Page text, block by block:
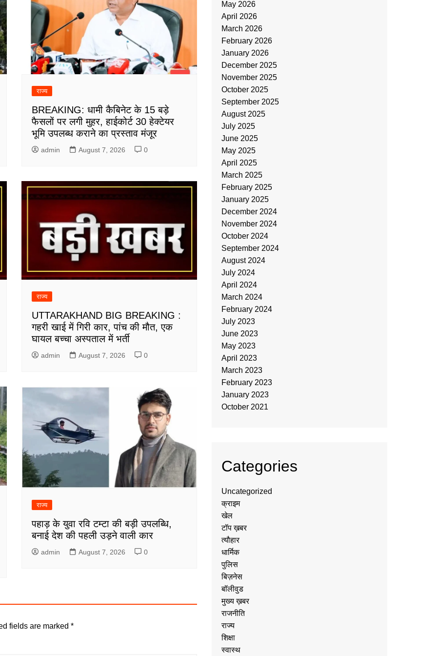
राज्य
BREAKING: धामी कैबिनेट के 15 बड़े
फैसलों पर लगी मुहर, हाईकोर्ट 30 हेक्टेयर
भूमि उपलब्ध कराने का प्रस्ताव मंजूर
admin August 7, 2026 0
राज्य
UTTARAKHAND BIG BREAKING :
गहरी खाई में गिरी कार, पांच की मौत, एक
घायल बच्चा अस्पताल में भर्ती
admin August 7, 2026 0
राज्य
पहाड़ के युवा रवि टम्टा की बड़ी उपलब्धि,
बनाई देश की पहली उड़ने वाली कार
admin August 7, 2026 0
fields are marked *
May 2026
April 2026
March 2026
February 2026
January 2026
December 2025
November 2025
October 2025
September 2025
August 2025
July 2025
June 2025
May 2025
April 2025
March 2025
February 2025
January 2025
December 2024
November 2024
October 2024
September 2024
August 2024
July 2024
April 2024
March 2024
February 2024
July 2023
June 2023
May 2023
April 2023
March 2023
February 2023
January 2023
October 2021
Categories
Uncategorized
क्राइम
खेल
टॉप ख़बर
त्यौहार
धार्मिक
पुलिस
बिज़नेस
बॉलीवुड
मुख्य ख़बर
राजनीति
राज्य
शिक्षा
स्वास्थ